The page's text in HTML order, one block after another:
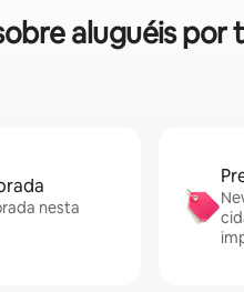
aluguéis
nesta